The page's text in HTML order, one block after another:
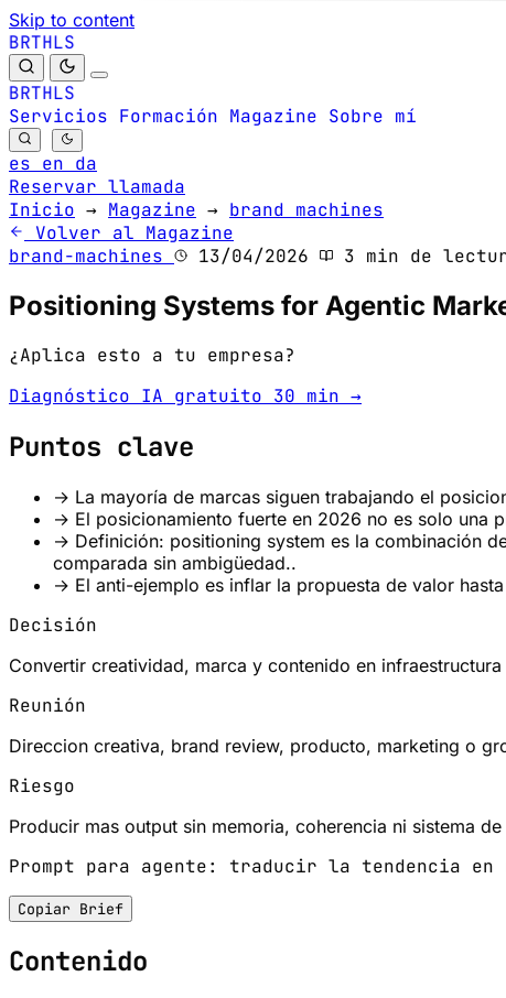
Skip to content
BRTHLS
BRTHLS
Servicios Formación Magazine Sobre mí
es en da
Reservar llamada
Inicio → Magazine → brand machines
Volver al Magazine
brand-machines
13/04/2026 3 min de
Positioning Systems for Agentic
¿Aplica esto a tu empresa?
Diagnóstico IA gratuito 30 min →
Puntos clave
→ La mayoría de marcas siguen trabajando el
→ El posicionamiento fuerte en 2026 no es solo una
→ Definición: positioning system es la combinación
comparada sin ambigüedad..
→ El anti-ejemplo es inflar la propuesta de valor
Decisión
Convertir creatividad, marca y contenido en
Reunión
Direccion creativa, brand review, producto, marketing o
Riesgo
Producir mas output sin memoria, coherencia ni sistema
Prompt para agente: traducir la tendencia en
Copiar Brief
Contenido